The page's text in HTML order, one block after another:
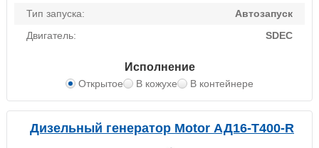
Тип запуска:
Автозапуск
Двигатель:
SDEC
Исполнение
Открытое В кожухе В контейнере
Дизельный генератор Motor АД16-Т400-R